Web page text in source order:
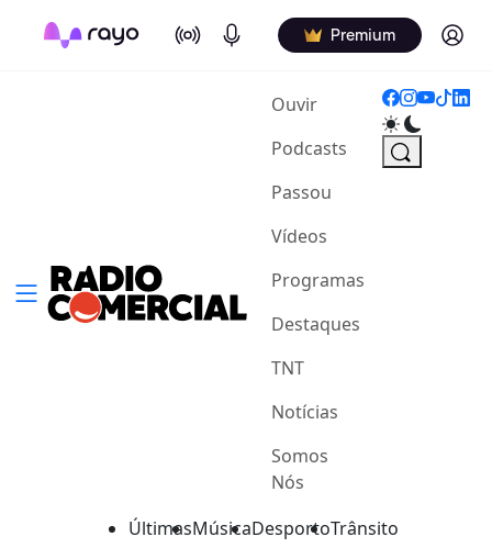
On Air Podcasts Premium Log in
Ouvir(current)
Podcasts
Passou
Vídeos
Programas
Destaques
TNT
Notícias
Somos
Nós
ÚltimasMúsicaDesportoTrânsito